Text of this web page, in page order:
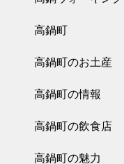
高鍋町
高鍋町のお土産
高鍋町の情報
高鍋町の飲食店
高鍋町の魅力